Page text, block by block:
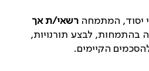
יסוד, המתמחה רשאי/ת אך
בהתמחות, לבצע תורנויות,
הקיימים.